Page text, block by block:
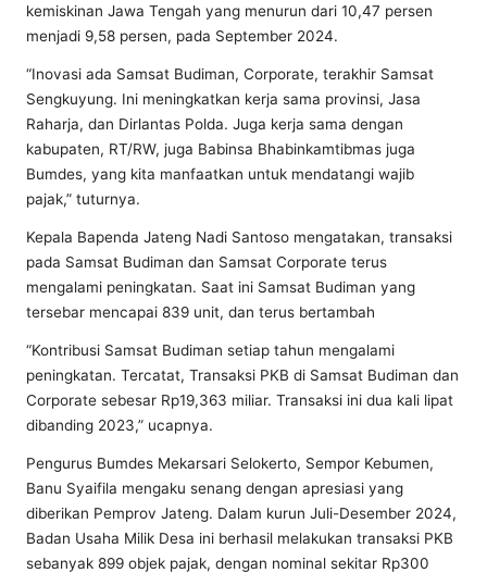
kemiskinan Jawa Tengah yang menurun dari 10,47 persen
menjadi 9,58 persen, pada September 2024.
“Inovasi ada Samsat Budiman, Corporate, terakhir Samsat
Sengkuyung. Ini meningkatkan kerja sama provinsi, Jasa
Raharja, dan Dirlantas Polda. Juga kerja sama dengan
kabupaten, RT/RW, juga Babinsa Bhabinkamtibmas juga
Bumdes, yang kita manfaatkan untuk mendatangi wajib
pajak,” tuturnya.
Kepala Bapenda Jateng Nadi Santoso mengatakan, transaksi
pada Samsat Budiman dan Samsat Corporate terus
mengalami peningkatan. Saat ini Samsat Budiman yang
tersebar mencapai 839 unit, dan terus bertambah
“Kontribusi Samsat Budiman setiap tahun mengalami
peningkatan. Tercatat, Transaksi PKB di Samsat Budiman dan
Corporate sebesar Rp19,363 miliar. Transaksi ini dua kali lipat
dibanding 2023,” ucapnya.
Pengurus Bumdes Mekarsari Selokerto, Sempor Kebumen,
Banu Syaifila mengaku senang dengan apresiasi yang
diberikan Pemprov Jateng. Dalam kurun Juli-Desember 2024,
Badan Usaha Milik Desa ini berhasil melakukan transaksi PKB
sebanyak 899 objek pajak, dengan nominal sekitar Rp300